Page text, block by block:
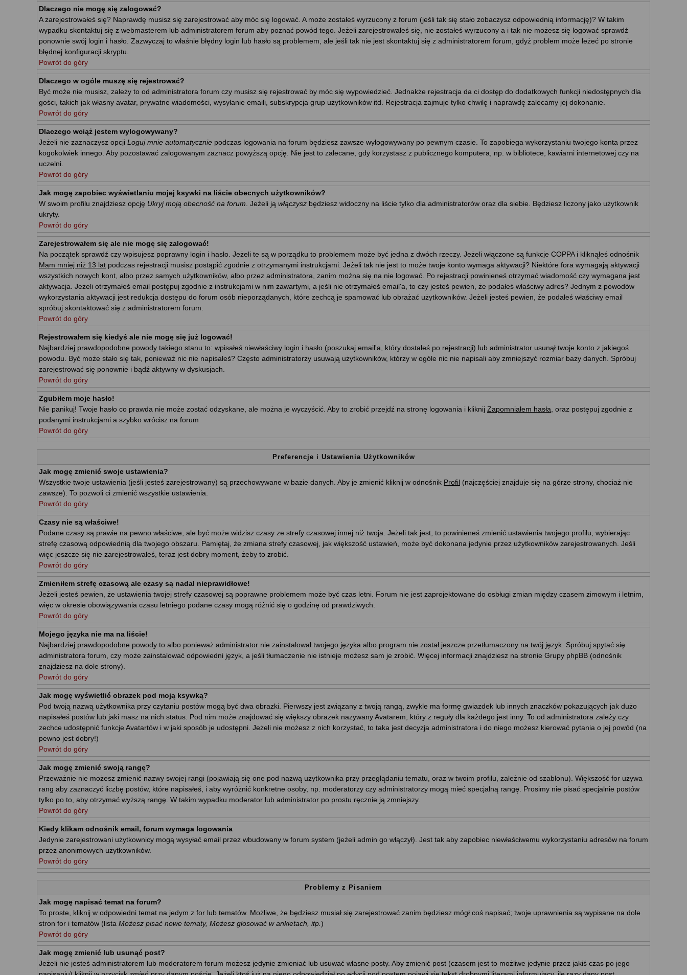
Dlaczego nie mogę się zalogować?
A zarejestrowałeś się? Naprawdę musisz się zarejestrować aby móc się logować. A może zostałeś wyrzucony z forum (jeśli tak się stało zobaczysz odpowiednią informację)? W takim
wypadku skontaktuj się z webmasterem lub administratorem forum aby poznać powód tego. Jeżeli zarejestrowałeś się, nie zostałeś wyrzucony a i tak nie możesz się logować sprawdź
ponownie swój login i hasło. Zazwyczaj to właśnie błędny login lub hasło są problemem, ale jeśli tak nie jest skontaktuj się z administratorem forum, gdyż problem może leżeć po stronie
błędnej konfiguracji skryptu.
Powrót do góry
Dlaczego w ogóle muszę się rejestrować?
Być może nie musisz, zależy to od administratora forum czy musisz się rejestrować by móc się wypowiedzieć. Jednakże rejestracja da ci dostęp do dodatkowych funkcji niedostępnych dla
gości, takich jak własny avatar, prywatne wiadomości, wysyłanie emaili, subskrypcja grup użytkowników itd. Rejestracja zajmuje tylko chwilę i naprawdę zalecamy jej dokonanie.
Powrót do góry
Dlaczego wciąż jestem wylogowywany?
Jeżeli nie zaznaczysz opcji Loguj mnie automatycznie podczas logowania na forum będziesz zawsze wylogowywany po pewnym czasie. To zapobiega wykorzystaniu twojego konta przez
kogokolwiek innego. Aby pozostawać zalogowanym zaznacz powyższą opcję. Nie jest to zalecane, gdy korzystasz z publicznego komputera, np. w bibliotece, kawiarni internetowej czy na
uczelni.
Powrót do góry
Jak mogę zapobiec wyświetlaniu mojej ksywki na liście obecnych użytkowników?
W swoim profilu znajdziesz opcję Ukryj moją obecność na forum . Jeżeli ją włączysz będziesz widoczny na liście tylko dla administratorów oraz dla siebie. Będziesz liczony jako użytkownik
ukryty.
Powrót do góry
Zarejestrowałem się ale nie mogę się zalogować!
Na początek sprawdź czy wpisujesz poprawny login i hasło. Jeżeli te są w porządku to problemem może być jedna z dwóch rzeczy. Jeżeli włączone są funkcje COPPA i kliknąłeś odnośnik
Mam mniej niż 13 lat podczas rejestracji musisz postąpić zgodnie z otrzymanymi instrukcjami. Jeżeli tak nie jest to może twoje konto wymaga aktywacji? Niektóre fora wymagają aktywacji
wszystkich nowych kont, albo przez samych użytkowników, albo przez administratora, zanim można się na nie logować. Po rejestracji powinieneś otrzymać wiadomość czy wymagana jest
aktywacja. Jeżeli otrzymałeś email postępuj zgodnie z instrukcjami w nim zawartymi, a jeśli nie otrzymałeś email'a, to czy jesteś pewien, że podałeś właściwy adres? Jednym z powodów
wykorzystania aktywacji jest redukcja dostępu do forum osób nieporządanych, które zechcą je spamować lub obrażać użytkowników. Jeżeli jesteś pewien, że podałeś właściwy email
spróbuj skontaktować się z administratorem forum.
Powrót do góry
Rejestrowałem się kiedyś ale nie mogę się już logować!
Najbardziej prawdopodobne powody takiego stanu to: wpisałeś niewłaściwy login i hasło (poszukaj email'a, który dostałeś po rejestracji) lub administrator usunął twoje konto z jakiegoś
powodu. Być może stało się tak, ponieważ nic nie napisałeś? Często administratorzy usuwają użytkowników, którzy w ogóle nic nie napisali aby zmniejszyć rozmiar bazy danych. Spróbuj
zarejestrować się ponownie i bądź aktywny w dyskusjach.
Powrót do góry
Zgubiłem moje hasło!
Nie panikuj! Twoje hasło co prawda nie może zostać odzyskane, ale można je wyczyścić. Aby to zrobić przejdź na stronę logowania i kliknij Zapomniałem hasła , oraz postępuj zgodnie z
podanymi instrukcjami a szybko wrócisz na forum
Powrót do góry
Preferencje i Ustawienia Użytkowników
Jak mogę zmienić swoje ustawienia?
Wszystkie twoje ustawienia (jeśli jesteś zarejestrowany) są przechowywane w bazie danych. Aby je zmienić kliknij w odnośnik Profil (najczęściej znajduje się na górze strony, chociaż nie
zawsze). To pozwoli ci zmienić wszystkie ustawienia.
Powrót do góry
Czasy nie są właściwe!
Podane czasy są prawie na pewno właściwe, ale być może widzisz czasy ze strefy czasowej innej niż twoja. Jeżeli tak jest, to powinieneś zmienić ustawienia twojego profilu, wybierając
strefę czasową odpowiednią dla twojego obszaru. Pamiętaj, że zmiana strefy czasowej, jak większość ustawień, może być dokonana jedynie przez użytkowników zarejestrowanych. Jeśli
więc jeszcze się nie zarejestrowałeś, teraz jest dobry moment, żeby to zrobić.
Powrót do góry
Zmieniłem strefę czasową ale czasy są nadal nieprawidłowe!
Jeżeli jesteś pewien, że ustawienia twojej strefy czasowej są poprawne problemem może być czas letni. Forum nie jest zaprojektowane do osbługi zmian między czasem zimowym i letnim,
więc w okresie obowiązywania czasu letniego podane czasy mogą różnić się o godzinę od prawdziwych.
Powrót do góry
Mojego języka nie ma na liście!
Najbardziej prawdopodobne powody to albo ponieważ administrator nie zainstalował twojego języka albo program nie został jeszcze przetłumaczony na twój język. Spróbuj spytać się
administratora forum, czy może zainstalować odpowiedni język, a jeśli tłumaczenie nie istnieje możesz sam je zrobić. Więcej informacji znajdziesz na stronie Grupy phpBB (odnośnik
znajdziesz na dole strony).
Powrót do góry
Jak mogę wyświetlić obrazek pod moją ksywką?
Pod twoją nazwą użytkownika przy czytaniu postów mogą być dwa obrazki. Pierwszy jest związany z twoją rangą, zwykle ma formę gwiazdek lub innych znaczków pokazujących jak dużo
napisałeś postów lub jaki masz na nich status. Pod nim może znajdować się większy obrazek nazywany Avatarem, który z reguły dla każdego jest inny. To od administratora zależy czy
zechce udostępnić funkcje Avatartów i w jaki sposób je udostępni. Jeżeli nie możesz z nich korzystać, to taka jest decyzja administratora i do niego możesz kierować pytania o jej powód (na
pewno jest dobry!)
Powrót do góry
Jak mogę zmienić swoją rangę?
Przeważnie nie możesz zmienić nazwy swojej rangi (pojawiają się one pod nazwą użytkownika przy przeglądaniu tematu, oraz w twoim profilu, zależnie od szablonu). Większość for używa
rang aby zaznaczyć liczbę postów, które napisałeś, i aby wyróżnić konkretne osoby, np. moderatorzy czy administratorzy mogą mieć specjalną rangę. Prosimy nie pisać specjalnie postów
tylko po to, aby otrzymać wyższą rangę. W takim wypadku moderator lub administrator po prostu ręcznie ją zmniejszy.
Powrót do góry
Kiedy klikam odnośnik email, forum wymaga logowania
Jedynie zarejestrowani użytkownicy mogą wysyłać email przez wbudowany w forum system (jeżeli admin go włączył). Jest tak aby zapobiec niewłaściwemu wykorzystaniu adresów na forum
przez anonimowych użytkowników.
Powrót do góry
Problemy z Pisaniem
Jak mogę napisać temat na forum?
To proste, kliknij w odpowiedni temat na jedym z for lub tematów. Możliwe, że będziesz musiał się zarejestrować zanim będziesz mógł coś napisać; twoje uprawnienia są wypisane na dole
stron for i tematów (lista Możesz pisać nowe tematy, Możesz głosować w ankietach, itp. )
Powrót do góry
Jak mogę zmienić lub usunąć post?
Jeżeli nie jesteś administratorem lub moderatorem forum możesz jedynie zmieniać lub usuwać własne posty. Aby zmienić post (czasem jest to możliwe jedynie przez jakiś czas po jego